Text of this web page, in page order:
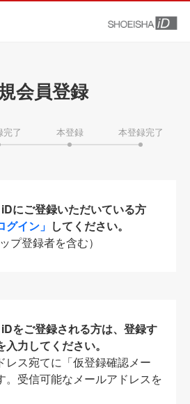
会員登録
完了 本登録 本登録完了
にご登録いただいている方
グイン」 してください。
プ登録者を含む）
をご登録される方は、登録す
力してください。
レス宛てに「仮登録確認メー
。受信可能なメールアドレスを